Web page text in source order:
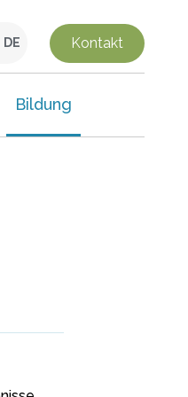
DE Kontakt
Bildung